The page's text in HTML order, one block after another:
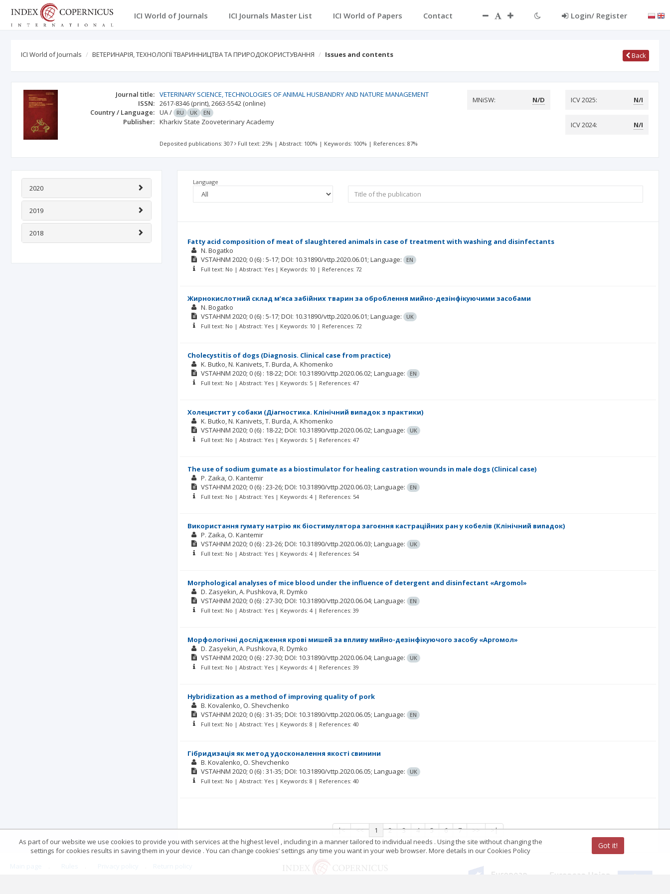
ICI World of Journals ICI Journals Master List ICI World of Papers Contact Login/ Register
ICI World of Journals ВЕТЕРИНАРІЯ, ТЕХНОЛОГІЇ ТВАРИННИЦТВА ТА ПРИРОДОКОРИСТУВАННЯ Issues and contents Back
Journal title: VETERINARY SCIENCE, TECHNOLOGIES OF ANIMAL HUSBANDRY AND NATURE MANAGEMENT
ISSN: 2617-8346 (print),2663-5542 (online)
Country / Language: UA/ RU UK EN
Publisher: Kharkiv State Zooveterinary Academy
MNiSW: N/D ICV 2025: N/I
ICV 2024: N/I
Deposited publications: 307 Full text: 25% |Abstract: 100% | Keywords: 100% | References: 87%
2020
2019
2018
Language
Fatty acid composition of meat of slaughtered animals in case of treatment with washing and disinfectants
N. Bogatko
VSTAHNM 2020; 0 (6) : 5-17; DOI: 10.31890/vttp.2020.06.01; Language: EN
Full text: No | Abstract: Yes | Keywords: 10 | References: 72
Жирнокислотний склад м’яса забійних тварин за оброблення мийно-дезінфікуючими засобами
N. Bogatko
VSTAHNM 2020; 0 (6) : 5-17; DOI: 10.31890/vttp.2020.06.01; Language: UK
Full text: No | Abstract: Yes | Keywords: 10 | References: 72
Cholecystitis of dogs (Diagnosis. Clinical case from practice)
K. Butko N. Kanivets T. Burda A. Khomenko
VSTAHNM 2020; 0 (6) : 18-22; DOI: 10.31890/vttp.2020.06.02; Language: EN
Full text: No | Abstract: Yes | Keywords: 5 | References: 47
Холецистит у собаки (Діагностика. Клінічний випадок з практики)
K. Butko N. Kanivets T. Burda A. Khomenko
VSTAHNM 2020; 0 (6) : 18-22; DOI: 10.31890/vttp.2020.06.02; Language: UK
Full text: No | Abstract: Yes | Keywords: 5 | References: 47
The use of sodium gumate as a biostimulator for healing castration wounds in male dogs (Сlinical case)
P. Zaika O. Kantemir
VSTAHNM 2020; 0 (6) : 23-26; DOI: 10.31890/vttp.2020.06.03; Language: EN
Full text: No | Abstract: Yes | Keywords: 4 | References: 54
Використання гумату натрію як біостимулятора загоєння кастраційних ран у кобелів (Клінічний випадок)
P. Zaika O. Kantemir
VSTAHNM 2020; 0 (6) : 23-26; DOI: 10.31890/vttp.2020.06.03; Language: UK
Full text: No | Abstract: Yes | Keywords: 4 | References: 54
Morphological analyses of mice blood under the influence of detergent and disinfectant «Argomol»
D. Zasyekin A. Pushkova R. Dymko
VSTAHNM 2020; 0 (6) : 27-30; DOI: 10.31890/vttp.2020.06.04; Language: EN
Full text: No | Abstract: Yes | Keywords: 4 | References: 39
Морфологічні дослідження крові мишей за впливу мийно-дезінфікуючого засобу «Аргомол»
D. Zasyekin A. Pushkova R. Dymko
VSTAHNM 2020; 0 (6) : 27-30; DOI: 10.31890/vttp.2020.06.04; Language: UK
Full text: No | Abstract: Yes | Keywords: 4 | References: 39
Hybridization as a method of improving quality of pork
B. Kovalenko O. Shevchenko
VSTAHNM 2020; 0 (6) : 31-35; DOI: 10.31890/vttp.2020.06.05; Language: EN
Full text: No | Abstract: Yes | Keywords: 8 | References: 40
Гібридизація як метод удосконалення якості свинини
B. Kovalenko O. Shevchenko
VSTAHNM 2020; 0 (6) : 31-35; DOI: 10.31890/vttp.2020.06.05; Language: UK
Full text: No | Abstract: Yes | Keywords: 8 | References: 40
|< << 1 2 3 4 5 6 7 >> >|
As part of our website we use cookies to provide you with services at the highest level , including in a manner tailored to individual needs . Using the site without changing the
settings for cookies results in saving them in your device . You can change cookies’ settings any time you want in your web browser. More details in our Cookies Policy
Got it!